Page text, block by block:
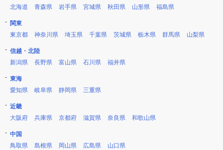
北海道
青森県 岩手県 宮城県 秋田県 山形県 福島県
関東
東京都
神奈川県 埼玉県 千葉県 茨城県 栃木県 群馬県 山梨県
信越・北陸
新潟県
長野県 富山県 石川県 福井県
東海
愛知県
岐阜県 静岡県 三重県
近畿
大阪府
兵庫県 京都府 滋賀県 奈良県 和歌山県
中国
鳥取県
島根県 岡山県 広島県 山口県